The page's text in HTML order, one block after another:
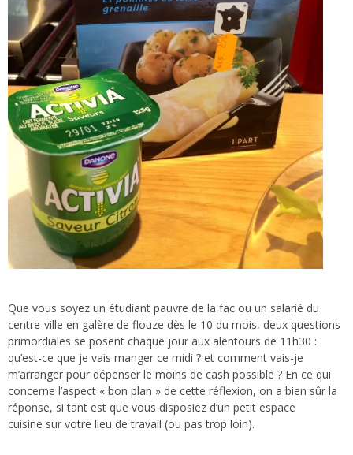
Que vous soyez un étudiant pauvre de la fac ou un salarié du
centre-ville en galère de flouze dès le 10 du mois, deux questions
primordiales se posent chaque jour aux alentours de 11h30 :
qu’est-ce que je vais manger ce midi ? et comment vais-je
m’arranger pour dépenser le moins de cash possible ? En ce qui
concerne l’aspect « bon plan » de cette réflexion, on a bien sûr la
réponse, si tant est que vous disposiez d’un petit espace
cuisine sur votre lieu de travail (ou pas trop loin).